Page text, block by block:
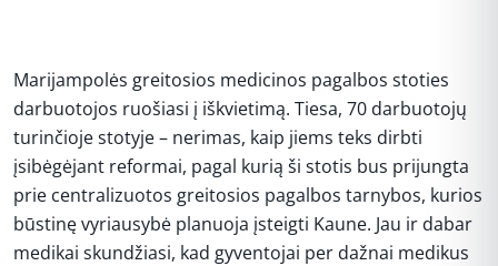
Marijampolės greitosios medicinos pagalbos stoties
darbuotojos ruošiasi į iškvietimą. Tiesa, 70 darbuotojų
turinčioje stotyje – nerimas, kaip jiems teks dirbti
įsibėgėjant reformai, pagal kurią ši stotis bus prijungta
prie centralizuotos greitosios pagalbos tarnybos, kurios
būstinę vyriausybė planuoja įsteigti Kaune. Jau ir dabar
medikai skundžiasi, kad gyventojai per dažnai medikus